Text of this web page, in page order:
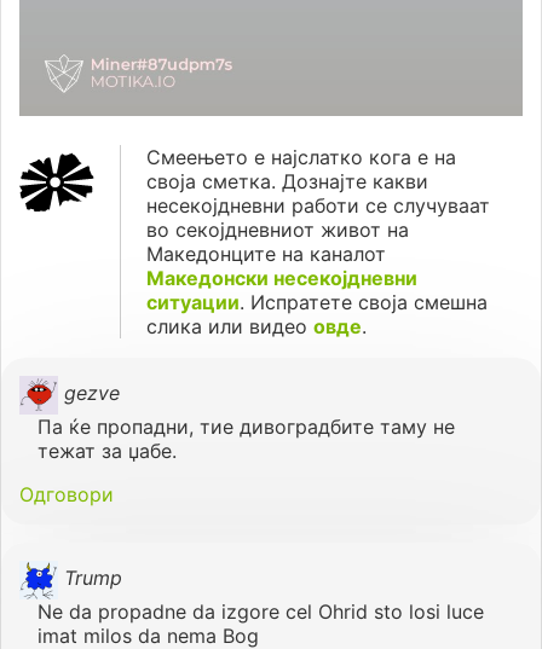
Смеењето е најслатко кога е на
своја сметка. Дознајте какви
несекојдневни работи се случуваат
во секојдневниот живот на
Македонците на каналот
Македонски несекојдневни
ситуации. Испратете своја смешна
слика или видео овде.
gezve
Па ќе пропадни, тие дивоградбите таму не
тежат за џабе.
Одговори
Trump
Ne da propadne da izgore cel Ohrid sto losi luce
imat milos da nema Bog